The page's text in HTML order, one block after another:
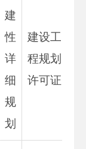
建
性
详
细
规
划
建设工
程规划
许可证